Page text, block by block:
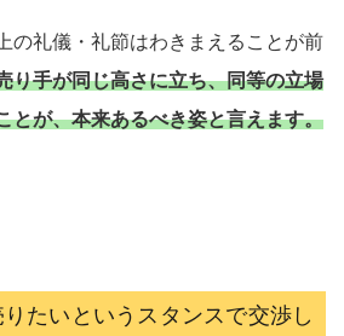
の礼儀・礼節はわきまえることが前
り手が同じ高さに立ち、同等の立場
とが、本来あるべき姿と言えます。
たいというスタンスで交渉し